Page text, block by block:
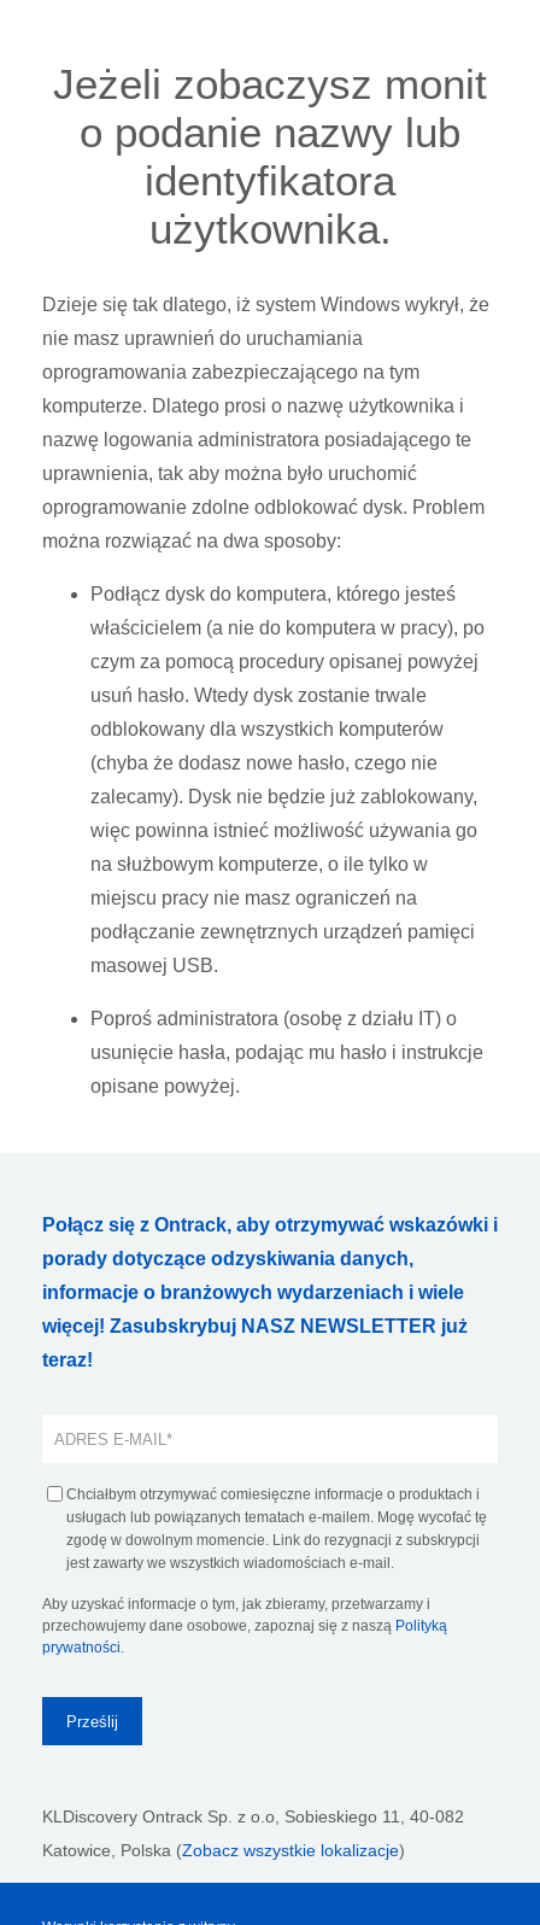
Jeżeli zobaczysz monit
o podanie nazwy lub
identyfikatora
użytkownika.
Dzieje się tak dlatego, iż system Windows wykrył, że
nie masz uprawnień do uruchamiania
oprogramowania zabezpieczającego na tym
komputerze. Dlatego prosi o nazwę użytkownika i
nazwę logowania administratora posiadającego te
uprawnienia, tak aby można było uruchomić
oprogramowanie zdolne odblokować dysk. Problem
można rozwiązać na dwa sposoby:
Podłącz dysk do komputera, którego jesteś
właścicielem (a nie do komputera w pracy), po
czym za pomocą procedury opisanej powyżej
usuń hasło. Wtedy dysk zostanie trwale
odblokowany dla wszystkich komputerów
(chyba że dodasz nowe hasło, czego nie
zalecamy). Dysk nie będzie już zablokowany,
więc powinna istnieć możliwość używania go
na służbowym komputerze, o ile tylko w
miejscu pracy nie masz ograniczeń na
podłączanie zewnętrznych urządzeń pamięci
masowej USB.
Poproś administratora (osobę z działu IT) o
usunięcie hasła, podając mu hasło i instrukcje
opisane powyżej.
Połącz się z Ontrack, aby otrzymywać wskazówki i
porady dotyczące odzyskiwania danych,
informacje o branżowych wydarzeniach i wiele
więcej! Zasubskrybuj NASZ NEWSLETTER już
teraz!
Chciałbym otrzymywać comiesięczne informacje o produktach i
usługach lub powiązanych tematach e-mailem. Mogę wycofać tę
zgodę w dowolnym momencie. Link do rezygnacji z subskrypcji
jest zawarty we wszystkich wiadomościach e-mail.
Aby uzyskać informacje o tym, jak zbieramy, przetwarzamy i
przechowujemy dane osobowe, zapoznaj się z naszą Polityką
prywatności.
KLDiscovery Ontrack Sp. z o.o, Sobieskiego 11, 40-082
Katowice, Polska (Zobacz wszystkie lokalizacje)